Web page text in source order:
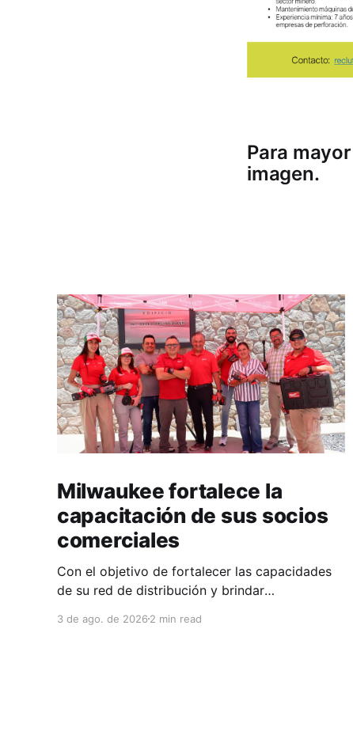
Para
imagen.
Milwaukee fortalece la
capacitación de sus socios
comerciales
Con el objetivo de fortalecer las capacidades
de su red de distribución y brindar
desempeño comercial y técnico, Milwaukee
3 de ago. de 2026 2 min read